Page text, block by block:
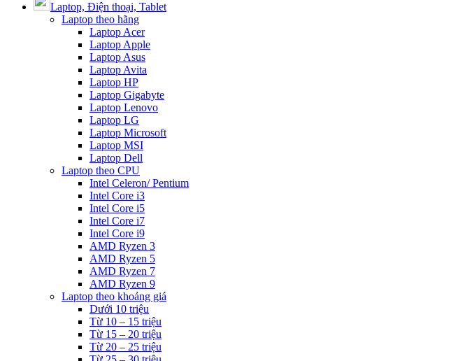
Laptop, Điện thoại, Tablet
Laptop theo hãng
Laptop Acer
Laptop Apple
Laptop Asus
Laptop Avita
Laptop HP
Laptop Gigabyte
Laptop Lenovo
Laptop LG
Laptop Microsoft
Laptop MSI
Laptop Dell
Laptop theo CPU
Intel Celeron/ Pentium
Intel Core i3
Intel Core i5
Intel Core i7
Intel Core i9
AMD Ryzen 3
AMD Ryzen 5
AMD Ryzen 7
AMD Ryzen 9
Laptop theo khoảng giá
Dưới 10 triệu
Từ 10 – 15 triệu
Từ 15 – 20 triệu
Từ 20 – 25 triệu